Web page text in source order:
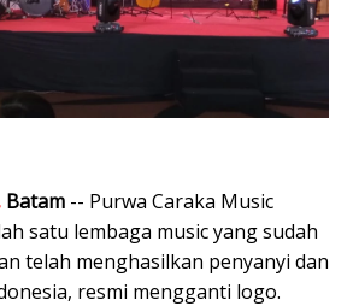
Batam -- Purwa Caraka Music
satu lembaga music yang sudah
telah menghasilkan penyanyi dan
resmi mengganti logo.